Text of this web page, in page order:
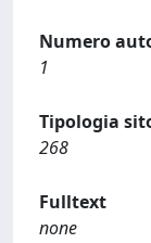
Numero
1
Tipologia
268
Fulltext
none